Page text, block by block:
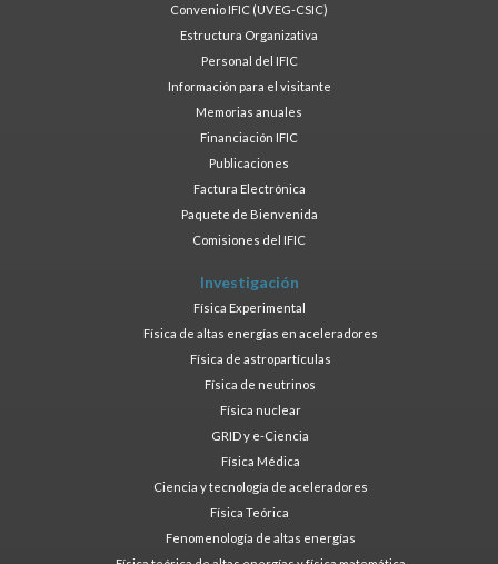
Convenio IFIC (UVEG-CSIC)
Estructura Organizativa
Personal del IFIC
Información para el visitante
Memorias anuales
Financiación IFIC
Publicaciones
Factura Electrónica
Paquete de Bienvenida
Comisiones del IFIC
Investigación
Física Experimental
Física de altas energías en aceleradores
Física de astropartículas
Física de neutrinos
Física nuclear
GRID y e-Ciencia
Física Médica
Ciencia y tecnología de aceleradores
Física Teórica
Fenomenología de altas energías